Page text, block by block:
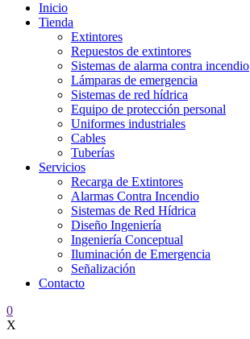
Inicio
Tienda
Extintores
Repuestos de extintores
Sistemas de alarma contra incendio
Lámparas de emergencia
Sistemas de red hídrica
Equipo de protección personal
Uniformes industriales
Cables
Tuberías
Servicios
Recarga de Extintores
Alarmas Contra Incendio
Sistemas de Red Hídrica
Diseño Ingeniería
Ingeniería Conceptual
Iluminación de Emergencia
Señalización
Contacto
0
X